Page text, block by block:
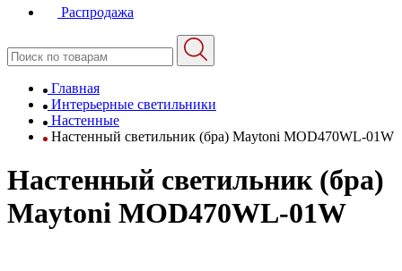
Распродажа
Главная
Интерьерные светильники
Настенные
Настенный светильник (бра) Maytoni MOD470WL-01W
Настенный светильник (бра)
Maytoni MOD470WL-01W